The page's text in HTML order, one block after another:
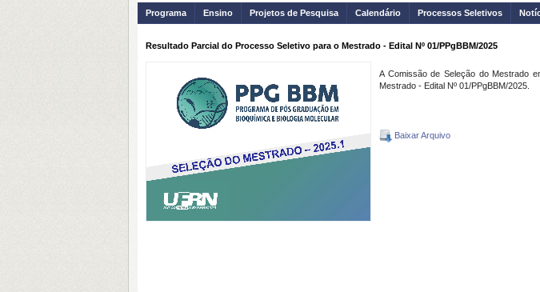
Programa Ensino Projetos de Pesquisa Calendário Processos Seletivos
Resultado Parcial do Processo Seletivo para o Mestrado - Edital Nº 01/PPgBBM/2025
A Comissão de Seleção do Mestrado
Mestrado - Edital Nº 01/PPgBBM/2025.
Baixar Arquivo